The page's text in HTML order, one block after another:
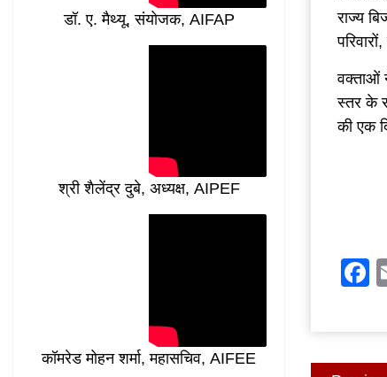
राज्य
वक्ताओं
स्तर के
की एक
Post
डॉ. ए. मैथ्यू, संयोजक, AIFAP
श्री शैलेंद्र दुबे, अध्यक्ष, AIPEF
कॉमरेड मोहन शर्मा, महासचिव, AIFEE